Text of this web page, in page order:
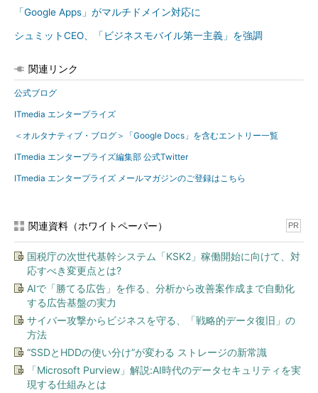
「Google Apps」がマルチドメイン対応に
シュミットCEO、「ビジネスモバイル第一主義」を強調
関連リンク
公式ブログ
ITmedia エンタープライズ
＜オルタナティブ・ブログ＞「Google Docs」を含むエントリー一覧
ITmedia エンタープライズ編集部 公式Twitter
ITmedia エンタープライズ メールマガジンのご登録はこちら
関連資料（ホワイトペーパー） PR
国税庁の次世代基幹システム「KSK2」稼働開始に向けて、対
応すべき変更点とは?
AIで「勝てる広告」を作る、分析から改善案作成まで自動化
する広告基盤の実力
サイバー攻撃からビジネスを守る、「戦略的データ復旧」の
方法
“SSDとHDDの使い分け”が変わる ストレージの新常識
「Microsoft Purview」解説:AI時代のデータセキュリティを実
現する仕組みとは